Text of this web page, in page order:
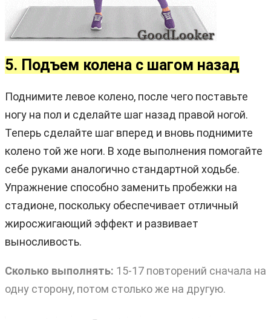
5. Подъем колена с шагом назад
Поднимите левое колено, после чего поставьте
ногу на пол и сделайте шаг назад правой ногой.
Теперь сделайте шаг вперед и вновь поднимите
колено той же ноги. В ходе выполнения помогайте
себе руками аналогично стандартной ходьбе.
Упражнение способно заменить пробежки на
стадионе, поскольку обеспечивает отличный
жиросжигающий эффект и развивает
выносливость.
Сколько выполнять: 15-17 повторений сначала на
одну сторону, потом столько же на другую.